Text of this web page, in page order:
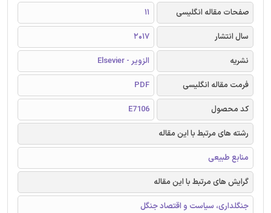
صفحات مقاله انگلیسی
11
سال انتشار
2017
نشریه
الزویر - Elsevier
فرمت مقاله انگلیسی
PDF
کد محصول
E7106
رشته های مرتبط با این مقاله
منابع طبیعی
گرایش های مرتبط با این مقاله
جنگلداری، سیاست و اقتصاد جنگل